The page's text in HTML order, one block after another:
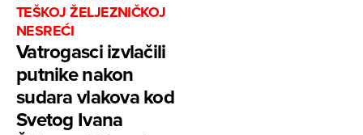
TEŠKOJ ŽELJEZNIČKOJ
NESREĆI
Vatrogasci izvlačili
putnike nakon
sudara vlakova kod
Svetog Ivana